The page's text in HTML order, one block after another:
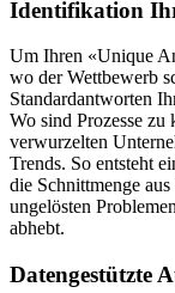
Identifikation
Um Ihren «Unique
wo der Wettbewerb
Standardantworten
Wo sind Prozesse
verwurzelten
Trends. So entsteht
die Schnittmenge
ungelösten
abhebt.
Datengestützte